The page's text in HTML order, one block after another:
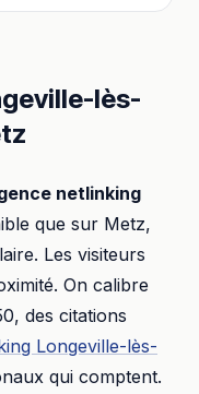
lès-
netlinking
que sur Metz,
Les visiteurs
On calibre
, des citations
Longeville-lès-
qui comptent.